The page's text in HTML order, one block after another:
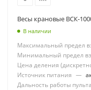
Весы крановые ВСК-
В наличии
Максимальный предел
Минимальный предел
Цена деления
Источник питания —
Дальность работы